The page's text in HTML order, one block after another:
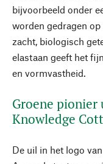
bijvoorbeeld onder
worden gedragen
zacht, biologisch
elastaan geeft het
en vormvastheid.
Groene pionier
Knowledge
De uil in het logo